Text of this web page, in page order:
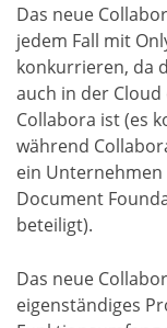
Das neue
jedem Fall mit
konkurrieren, da
auch in der
Collabora ist (es
während
ein
Document
beteiligt).
Das neue
eigenständiges